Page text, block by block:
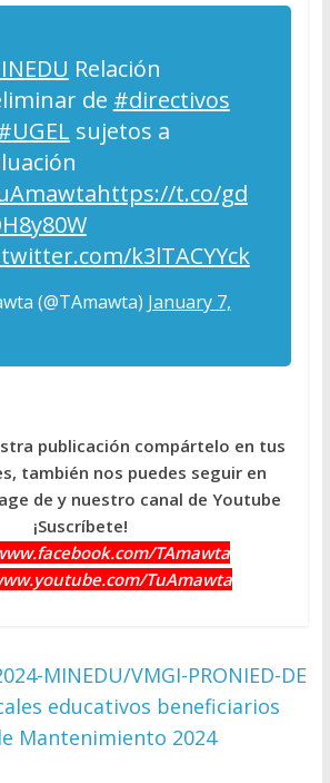
Relación
de #directivos
sujetos a
https://t.co/gd
k3lTACYYck
(@TAmawta) January 7,
publicación compártelo en tus
también nos puedes seguir en
de y nuestro canal de Youtube
¡Suscríbete!
TAmawta
TuAmawta
MINEDU/VMGI-PRONIED-DE
educativos beneficiarios
Mantenimiento 2024